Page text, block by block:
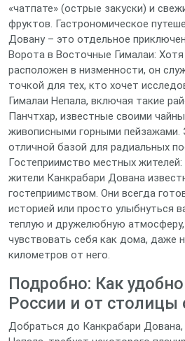
«чатпате» (острые закуски) и
фруктов. Гастрономическое
Довану – это отдельное
Ворота в Восточные Гималаи:
расположен в низменности, он
точкой для тех, кто хочет
Гималаи Непала, включая такие
Панчтхар, известные своими
живописными горными пейзажами.
отличной базой для радиальных
Гостеприимство местных
жители Канкрабари Дована
гостеприимством. Они всегда
историей или просто улыбнуться
теплую и дружелюбную
чувствовать себя как дома, даже
километров от него.
Подробно: Как
России и от столицы
Добраться до Канкрабари